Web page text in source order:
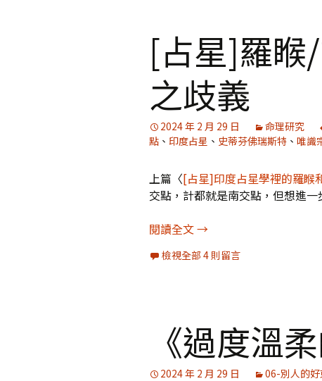
[占星]羅
之歧義
2024 年 2 月 29 日 命理研究
點 、 印度占星 、 史蒂芬佛瑞斯特 、 唯識
上篇〈[占星]印度占星學裡的羅睺
交點，計都就是南交點，但想進一
閱讀全文[占星]羅睺/計都與北/南
→
檢視全部 4 則留言
《過度溫
2024 年 2 月 29 日 06-別人的